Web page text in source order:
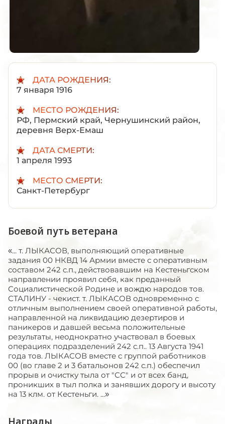
ДАТА РОЖДЕНИЯ:
7 января 1916
МЕСТО РОЖДЕНИЯ:
РФ, Пермский край, Чернушинский район,
деревня Верх-Емаш
ДАТА СМЕРТИ:
1 апреля 1993
МЕСТО СМЕРТИ:
Санкт-Петербург
Боевой путь ветерана
«... т. ЛЫКАСОВ, выполняющий оперативные
задания 00 НКВД 14 Армии вместе с оперативным
составом 242 с.п., действовавшим на Кестеньгском
направлении проявил себя, как преданный
Социалистической Родине и вождю народов тов.
СТАЛИНУ - чекист. т. ЛЫКАСОВ одновременно с
отличным выполнением своей оперативной работы,
направленной на ликвидацию дезертиров и
паникеров и давшей весьма положительные
результаты, неоднократно участвовал в боевых
операциях подразделений 242 с.п.. 13 Августа 1941
года тов. ЛЫКАСОВ вместе с группой работников
00 (во главе 2 и 3 батальонов 242 с.п.) обеспечил
прорыв и очистку тыла от "СС" и от всех банд,
проникших в тыл полка и занявших дорогу и высоту
на 13 клм. от Кестеньги. ...»
Награды